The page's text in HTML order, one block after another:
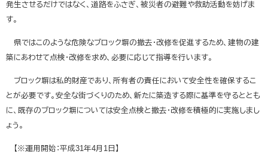
発生させるだけではなく、道路をふさぎ、被災者の避難や救助活動を妨げま
す。
県ではこのような危険なブロック塀の撤去・改修を促進するため、建物の建
築にあわせて点検・改修を求め、必要に応じて指導を行います。
ブロック塀は私的財産であり、所有者の責任において安全性を確保するこ
とが必要です。安全な街づくりのため、新たに築造する際に基準を守るととも
に、既存のブロック塀については安全点検と撤去・改修を積極的に実施しまし
ょう。
【※運用開始：平成31年4月1日】